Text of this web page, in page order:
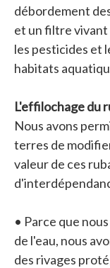
débordement
et un filtre vivant
les pesticides et
habitats
L'effilochage du
Nous avons
terres de
valeur de ces
• Parce que
de l'eau, nous
des rivages